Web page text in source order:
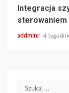
Integracja
addminr 4
Szukaj: